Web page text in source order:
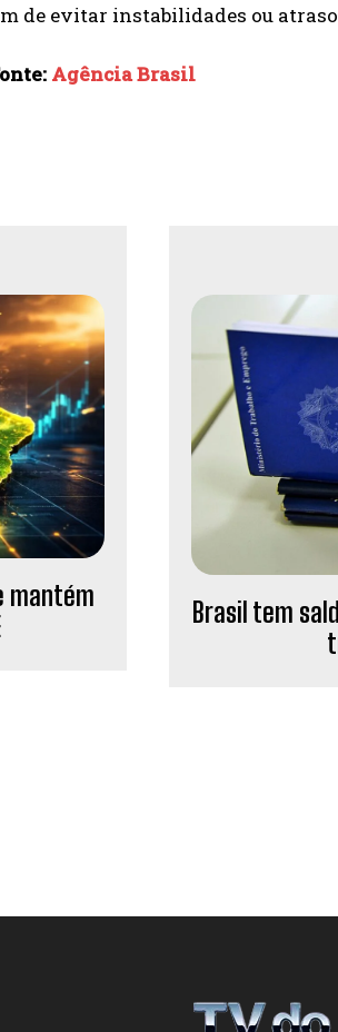
de evitar instabilidades ou
Agência Brasil
mantém
Brasil tem